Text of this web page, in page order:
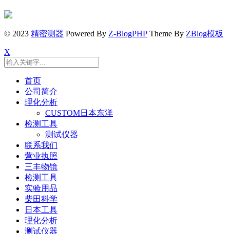
© 2023 精密测器 Powered By Z-BlogPHP Theme By ZBlog模板
X
首页
公司简介
理化分析
CUSTOM日本东洋
检测工具
测试仪器
联系我们
营业执照
三丰物镜
检测工具
实验用品
柴田科学
日本工具
理化分析
测试仪器